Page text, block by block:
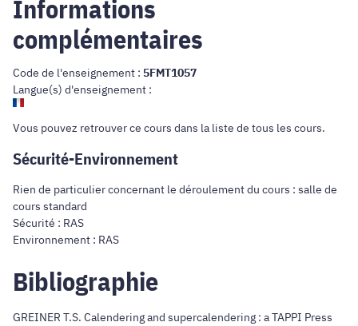
Informations
complémentaires
Code de l'enseignement : 5FMT1057
Langue(s) d'enseignement :
Vous pouvez retrouver ce cours dans la liste de tous les cours.
Sécurité-Environnement
Rien de particulier concernant le déroulement du cours : salle de
cours standard
Sécurité : RAS
Environnement : RAS
Bibliographie
GREINER T.S. Calendering and supercalendering : a TAPPI Press